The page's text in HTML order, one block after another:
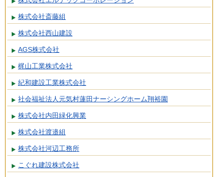
株式会社斎藤組
株式会社西山建設
AGS株式会社
梶山工業株式会社
紀和建設工業株式会社
社会福祉法人元気村蓮田ナーシングホーム翔裕園
株式会社内田緑化興業
株式会社渡邉組
株式会社河辺工務所
こぐれ建設株式会社